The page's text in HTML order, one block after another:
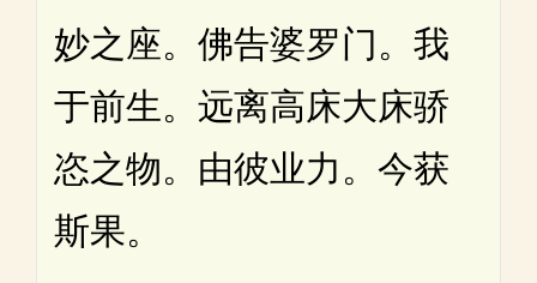
妙之座。佛告婆罗门。我
于前生。远离高床大床骄
恣之物。由彼业力。今获
斯果。